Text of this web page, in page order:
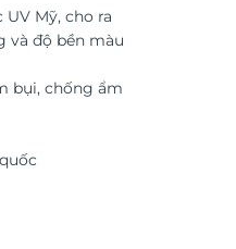
Mỹ, cho ra
và độ bền màu
bụi, chống ẩm